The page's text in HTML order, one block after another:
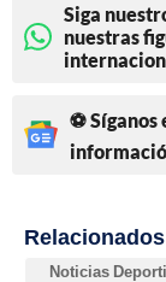
Siga
nuestras
⚽
Relacionados
Noticias